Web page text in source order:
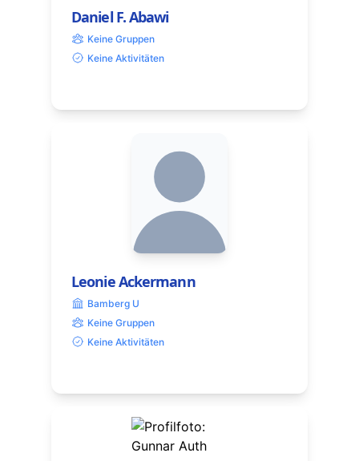
Daniel F. Abawi
Keine Gruppen
Keine Aktivitäten
Leonie Ackermann
Bamberg U
Keine Gruppen
Keine Aktivitäten